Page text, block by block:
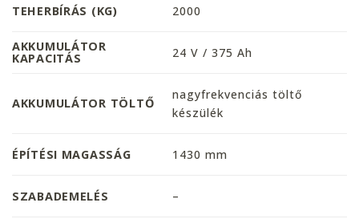
TEHERBÍRÁS (KG) 2000
AKKUMULÁTOR
KAPACITÁS 24 V / 375 Ah
AKKUMULÁTOR TÖLTŐ
nagyfrekvenciás töltő
készülék
ÉPÍTÉSI MAGASSÁG 1430 mm
SZABADEMELÉS –